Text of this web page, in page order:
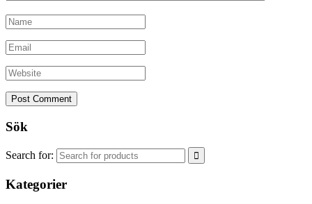
Sök
Search for:
Kategorier